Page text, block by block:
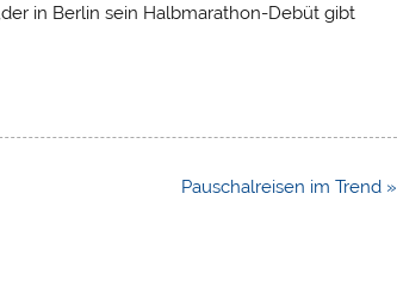
,der in Berlin sein Halbmarathon-Debüt gibt
Pauschalreisen im Trend »